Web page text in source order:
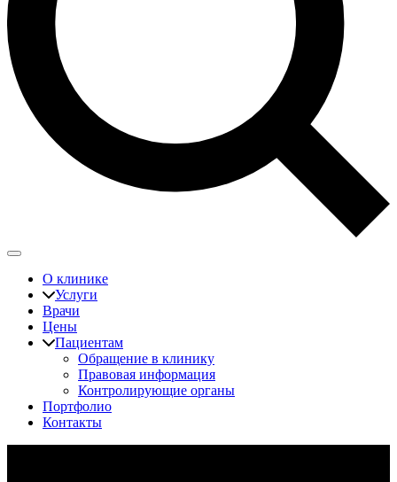
О клинике
Услуги
Врачи
Цены
Пациентам
Обращение в клинику
Правовая информация
Контролирующие органы
Портфолио
Контакты